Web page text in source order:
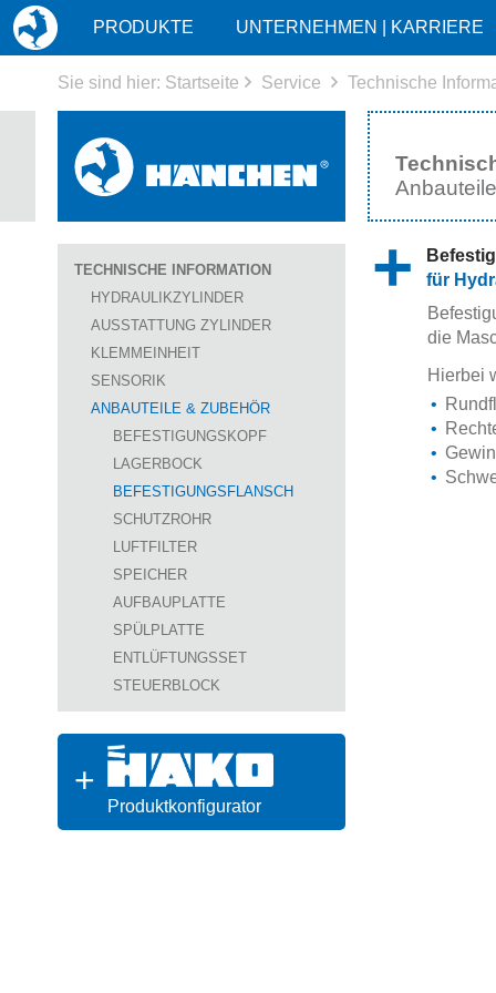
Sie sind hier: Startseite Service Technische
TECHNISCHE INFORMATION
HYDRAULIKZYLINDER
AUSSTATTUNG ZYLINDER
KLEMMEINHEIT
SENSORIK
ANBAUTEILE & ZUBEHÖR
BEFESTIGUNGSKOPF
LAGERBOCK
BEFESTIGUNGSFLANSCH
SCHUTZROHR
LUFTFILTER
SPEICHER
AUFBAUPLATTE
SPÜLPLATTE
ENTLÜFTUNGSSET
STEUERBLOCK
Produktkonfigurator
für
die
Hierbei
HOME PRODUKTE UNTERNEHMEN | KARRIERE